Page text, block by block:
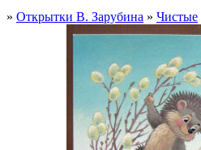
» Открытки В. Зарубина » Чистые